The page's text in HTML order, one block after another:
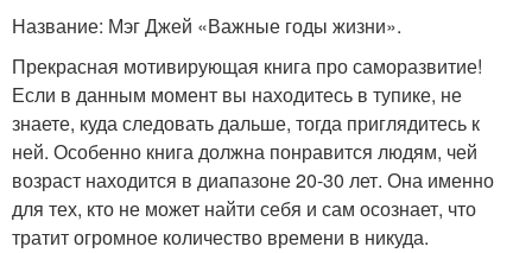
Название: Мэг Джей «Важные годы жизни».
Прекрасная мотивирующая книга про саморазвитие!
Если в данным момент вы находитесь в тупике, не
знаете, куда следовать дальше, тогда приглядитесь к
ней. Особенно книга должна понравится людям, чей
возраст находится в диапазоне 20-30 лет. Она именно
для тех, кто не может найти себя и сам осознает, что
тратит огромное количество времени в никуда.